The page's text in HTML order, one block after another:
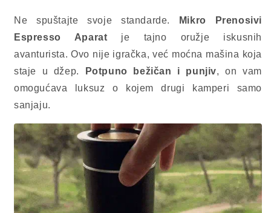
Ne spuštajte svoje standarde.
Mikro Prenosivi
Espresso Aparat je tajno oružje iskusnih
avanturista. Ovo nije igračka, već moćna mašina koja
staje u džep.
Potpuno bežičan i punjiv, on vam
omogućava luksuz o kojem drugi kamperi samo
sanjaju.